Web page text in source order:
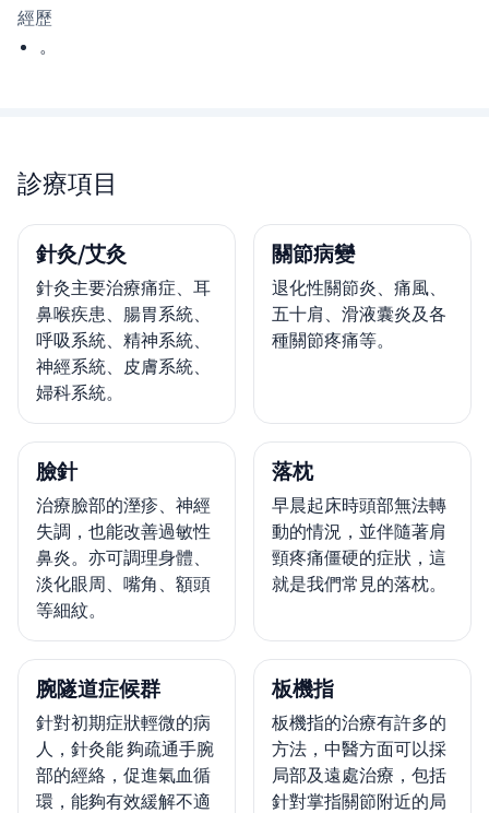
經歷
。
診療項目
針灸/艾灸
針灸主要治療痛症、耳
鼻喉疾患、腸胃系統、
呼吸系統、精神系統、
神經系統、皮膚系統、
婦科系統。
關節病變
退化性關節炎、痛風、
五十肩、滑液囊炎及各
種關節疼痛等。
臉針
治療臉部的溼疹、神經
失調，也能改善過敏性
鼻炎。亦可調理身體、
淡化眼周、嘴角、額頭
等細紋。
落枕
早晨起床時頭部無法轉
動的情況，並伴隨著肩
頸疼痛僵硬的症狀，這
就是我們常見的落枕。
腕隧道症候群
針對初期症狀輕微的病
人，針灸能 夠疏通手腕
部的經絡，促進氣血循
環，能夠有效緩解不適
板機指
板機指的治療有許多的
方法，中醫方面可以採
局部及遠處治療，包括
針對掌指關節附近的局